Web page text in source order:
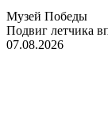
Музей Победы
Подвиг летчика
07.08.2026